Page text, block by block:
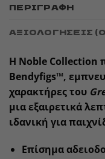
ΠΕΡΙΓΡΑΦΉ
ΑΞΙΟΛΟΓΉΣΕΙΣ
Η Noble Collection
Bendyfigs™,
χαρακτήρες του
μια εξαιρετικά
ιδανική για
Επίσημα